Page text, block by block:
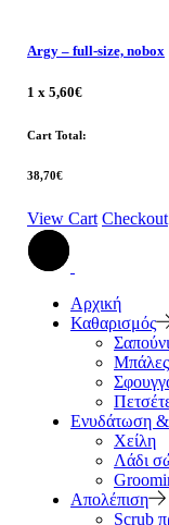
Argy – full-size, nobox
1 x 5,60€
Cart Total:
38,70€
View Cart Checkout
Αρχική
Καθαρισμός
Ενυδάτωση &
Χείλη
Λάδι
Απολέπιση
Scrub